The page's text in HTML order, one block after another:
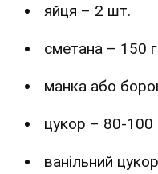
яйця – 2 шт.
сметана – 150 г
манка або
цукор – 80-100
ванільний